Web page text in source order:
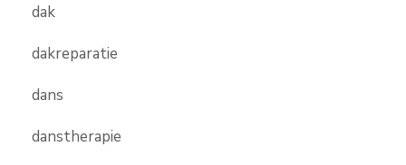
dak
dakreparatie
dans
danstherapie